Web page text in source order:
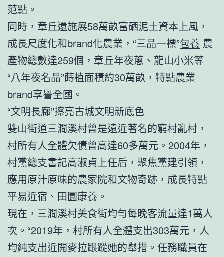
范點。
同時，章丘還施展58萬畝富硒泥土資本上風，
成長尺度化和brand化農業，“三品一標”包養 農
產物總數達259個，章丘年夜蔥、龍山小米等
“八年夜名品”蒔植面積約30萬畝，特點農業
brand享譽全國。
“文明長廊”擦亮古城文明新底色
雙山街道三澗溪村曾是遠近著名的窮村亂村，
村所有人全體欠債曾高達60多萬元。2004年，
村黨總支書記高淑貞上任后，聚焦黨建引領，
應用原汁原味的農家院和文物奇跡，成長特點
平易近宿、田園康養。
現在，三澗溪村美食街均勻每晚客流量達1萬人
次。“2019年，村所有人全體支出303萬元，人
均純支出近開麥拉跟蹤她的舉措。任務職員在